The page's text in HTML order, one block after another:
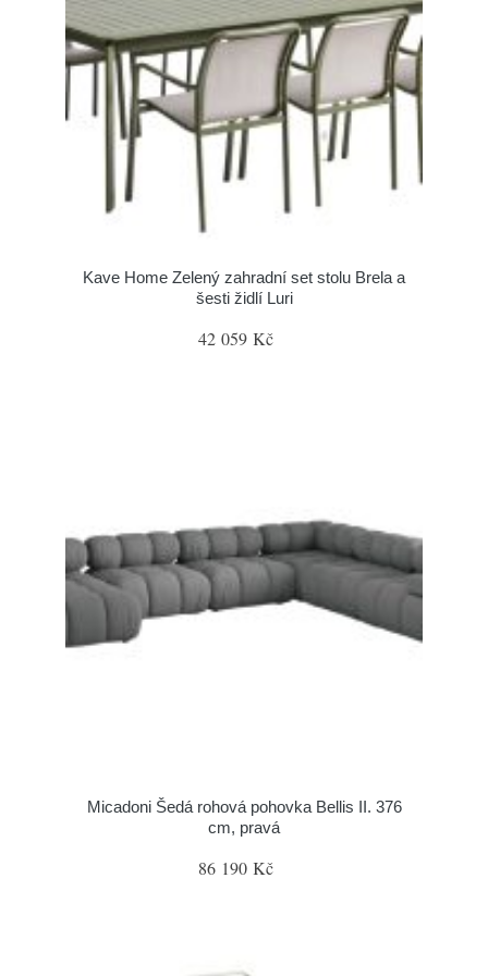
Kave Home Zelený zahradní set stolu Brela a
šesti židlí Luri
42 059 Kč
Micadoni Šedá rohová pohovka Bellis II. 376
cm, pravá
86 190 Kč